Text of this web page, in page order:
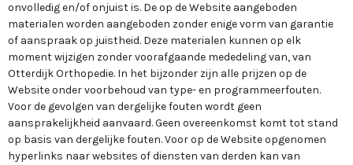
onvolledig en/of onjuist is. De op de Website aangeboden
materialen worden aangeboden zonder enige vorm van garantie
of aanspraak op juistheid. Deze materialen kunnen op elk
moment wijzigen zonder voorafgaande mededeling van, van
Otterdijk Orthopedie. In het bijzonder zijn alle prijzen op de
Website onder voorbehoud van type- en programmeerfouten.
Voor de gevolgen van dergelijke fouten wordt geen
aansprakelijkheid aanvaard. Geen overeenkomst komt tot stand
op basis van dergelijke fouten. Voor op de Website opgenomen
hyperlinks naar websites of diensten van derden kan van